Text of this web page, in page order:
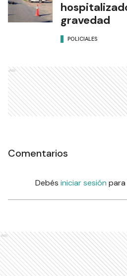
gravedad
POLICIALES
Ads
Comentarios
Debés iniciar sesión
Ads